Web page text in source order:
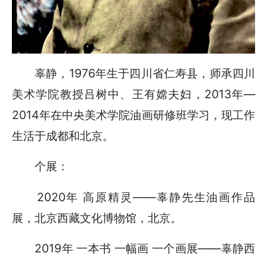
辜静，1976年生于四川省仁寿县，师承四川
美术学院教授吕树中、王有嫦夫妇，2013年—
2014年在中央美术学院油画研修班学习，现工作
生活于成都和北京。
个展：
2020年 高原精灵——辜静先生油画作品
展，北京西藏文化博物馆，北京。
2019年 一本书 一幅画 一个画展——辜静西